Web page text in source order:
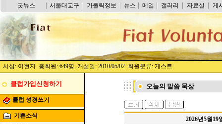
굿뉴스 서울대교구 가톨릭정보 뉴스 메일 갤러리 자료실 게
시샵: 이현지 총회원: 649명 개설일: 2010/05/02 회원분류: 게스트
클럽가입신청하기
클럽 성경쓰기
기쁜소식
오늘의 말씀 묵상
2026년5월